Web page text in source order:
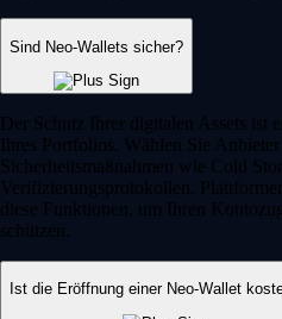
Sind Neo-Wallets sicher?
Der Schutz Ihrer digitalen Assets ist
Ihres Portfolios. Wählen Sie
Sicherheitsmaßnahmen wie Cold
Verifizierungsprotokollen.
diese Funktionen, um Ihren
schützen.
Ist die Eröffnung einer Neo-Wallet